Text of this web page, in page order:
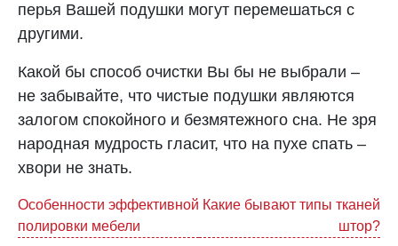
перья Вашей подушки могут перемешаться с
другими.
Какой бы способ очистки Вы бы не выбрали –
не забывайте, что чистые подушки являются
залогом спокойного и безмятежного сна. Не зря
народная мудрость гласит, что на пухе спать –
хвори не знать.
Навигация
по
Особенности эффективной
полировки мебели
Какие бывают типы тканей
штор?